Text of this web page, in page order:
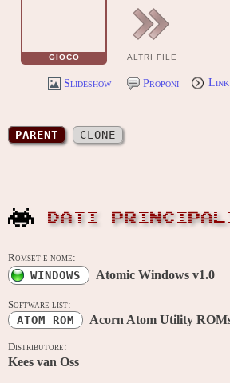
GIOCO ALTRI FILE
Slideshow Proponi
PARENT CLONE
DATI
Romset e nome:
WINDOWS Atomic Windows v1.0
Software list:
ATOM_ROM Acorn Atom Utility
Distributore:
Kees van Oss